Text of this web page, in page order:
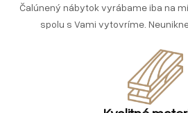
Čalúnený nábytok vyrábame iba na
spolu s Vami vytovríme.